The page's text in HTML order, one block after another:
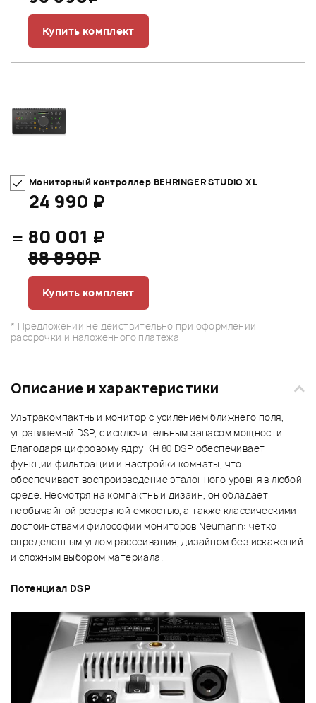
Купить комплект
Мониторный контроллер BEHRINGER STUDIO XL
24 990 ₽
= 80 001 ₽
88 890₽
Купить комплект
* Предложении не действительно при оформлении
рассрочки и наложенного платежа
Описание и характеристики
Ультракомпактный монитор с усилением ближнего поля,
управляемый DSP, с исключительным запасом мощности.
Благодаря цифровому ядру KH 80 DSP обеспечивает
функции фильтрации и настройки комнаты, что
обеспечивает воспроизведение эталонного уровня в любой
среде. Несмотря на компактный дизайн, он обладает
необычайной резервной емкостью, а также классическими
достоинствами философии мониторов Neumann: четко
определенным углом рассеивания, дизайном без искажений
и сложным выбором материала.
Потенциал DSP